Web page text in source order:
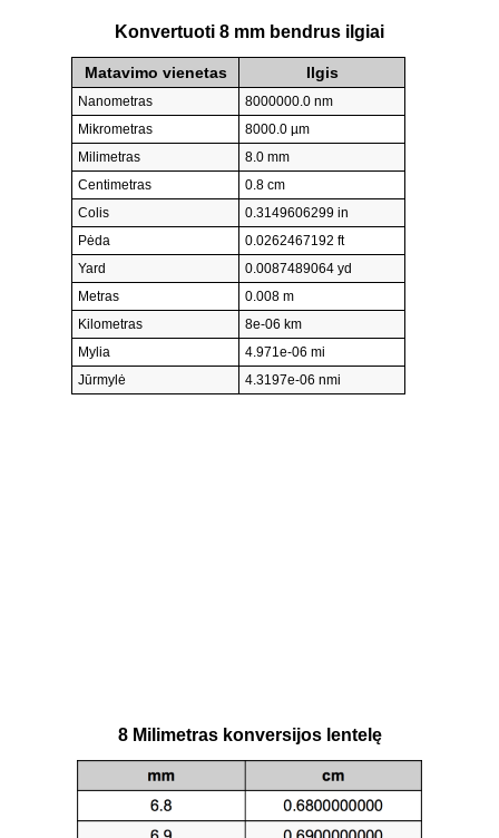
Konvertuoti 8 mm bendrus ilgiai
Matavimo vienetas Ilgis
Nanometras
8000000.0 nm
Mikrometras
8000.0 µm
Milimetras
8.0 mm
Centimetras
0.8 cm
Colis
0.3149606299 in
Pėda
0.0262467192 ft
Yard
0.0087489064 yd
Metras
0.008 m
Kilometras
8e-06 km
Mylia
4.971e-06 mi
Jūrmylė
4.3197e-06 nmi
8 Milimetras konversijos lentelę